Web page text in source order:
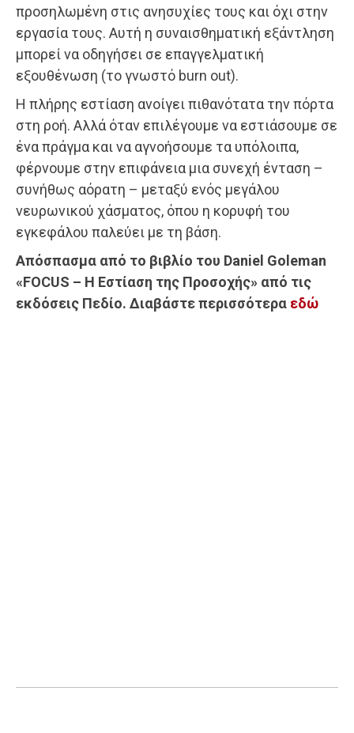
προσηλωμένη στις ανησυχίες τους και όχι στην
εργασία τους. Αυτή η συναισθηματική εξάντληση
μπορεί να οδηγήσει σε επαγγελματική
εξουθένωση (το γνωστό burn out).
Η πλήρης εστίαση ανοίγει πιθανότατα την πόρτα
στη ροή. Αλλά όταν επιλέγουμε να εστιάσουμε σε
ένα πράγμα και να αγνοήσουμε τα υπόλοιπα,
φέρνουμε στην επιφάνεια μια συνεχή ένταση –
συνήθως αόρατη – μεταξύ ενός μεγάλου
νευρωνικού χάσματος, όπου η κορυφή του
εγκεφάλου παλεύει με τη βάση.
Απόσπασμα από το βιβλίο του Daniel Goleman
«FOCUS – Η Εστίαση της Προσοχής» από τις
εκδόσεις Πεδίο. Διαβάστε περισσότερα εδώ